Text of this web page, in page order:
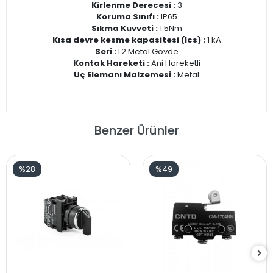
Kirlenme Derecesi :3
Koruma Sınıfı :IP65
Sıkma Kuvveti :1.5Nm
Kısa devre kesme kapasitesi (Ics) :1 kA
Seri :L2 Metal Gövde
Kontak Hareketi :Ani Hareketli
Uç Elemanı Malzemesi :Metal
Benzer Ürünler
%28 %49